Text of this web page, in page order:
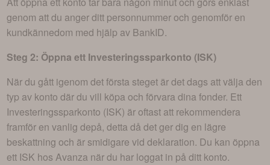
genom att du anger ditt personnummer och genomför en
kundkännedom med hjälp av BankID.
Steg 2: Öppna ett Investeringssparkonto (ISK)
När du gått igenom det första steget är det dags att välja den
typ av konto där du vill köpa och förvara dina fonder. Ett
Investeringssparkonto (ISK) är oftast att rekommendera
framför en vanlig depå, detta då det ger dig en lägre
beskattning och är smidigare vid deklaration. Du kan öppna
ett ISK hos Avanza när du har loggat in på ditt konto.